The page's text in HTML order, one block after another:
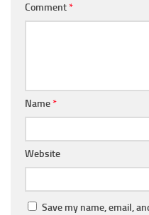
Comment*
Name*
Website
Save my name, email,